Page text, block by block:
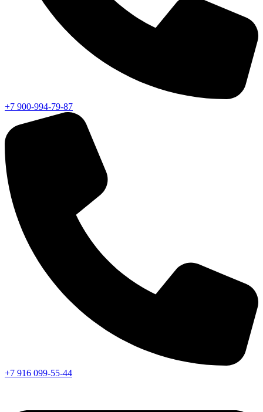
+7 900-994-79-87
+7 916 099-55-44